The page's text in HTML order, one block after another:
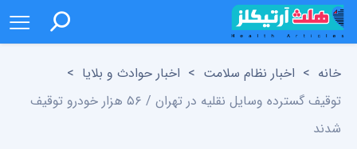
خانه > اخبار نظام سلامت > اخبار حوادث و بلایا >
توقیف گسترده وسایل نقلیه در تهران / ۵۶ هزار خودرو توقیف
شدند